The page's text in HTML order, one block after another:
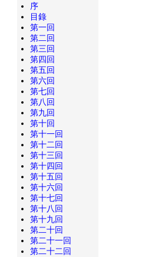
序
目錄
第一回
第二回
第三回
第四回
第五回
第六回
第七回
第八回
第九回
第十回
第十一回
第十二回
第十三回
第十四回
第十五回
第十六回
第十七回
第十八回
第十九回
第二十回
第二十一回
第二十二回